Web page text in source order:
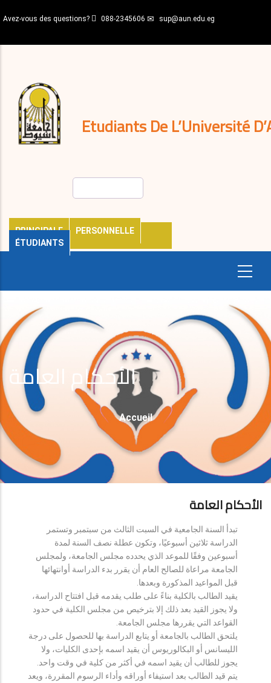
au
principal
Avez-vous des questions? 088-2345606 sup@aun.edu.eg
Etudiants De L’Université
PRINCIPALE
PERSONNELLE
ÉTUDIANTS
décisions
Expatriés
Journal
الأحكام العامة
Fil
D'Ariane
Accueil
الأحكام العامة
تبدأ السنة الجامعية في السبت الثالث من سبتمبر وتستمر
الدراسة ثلاثين أسبوعيًا، وتكون عطلة نصف السنة لمدة
أسبوعين وفقًا للموعد الذي يحدده مجلس الجامعة، ولمجلس
الجامعة مراعاة للصالح العام أن يقرر بدء الدراسة أوانتهائها
قبل المواعيد المذكورة وبعدها.
يقيد الطالب بالكلية بناءً على طلب يقدمه قبل افتتاح الدراسة،
ولا يجوز القيد بعد ذلك إلا بترخيص من مجلس الكلية في حدود
القواعد التي يقررها مجلس الجامعة.
يلتحق الطالب بالجامعة أو يتابع الدراسة بها للحصول على درجة
الليسانس أو البكالوريوس أن يقيد اسمه بإحدى الكليات، ولا
يجوز للطالب أن يقيد اسمه في أكثر من كلية في وقت واحد.
يتم قيد الطالب بعد استيفاء أوراقه وأداء الرسوم المقررة، ويعد